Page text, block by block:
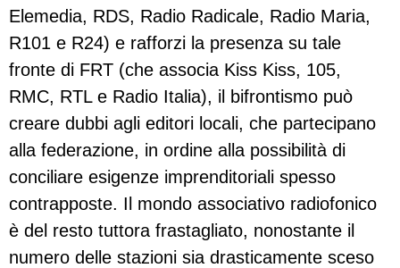
Elemedia, RDS, Radio Radicale, Radio Maria,
R101 e R24) e rafforzi la presenza su tale
fronte di FRT (che associa Kiss Kiss, 105,
RMC, RTL e Radio Italia), il bifrontismo può
creare dubbi agli editori locali, che partecipano
alla federazione, in ordine alla possibilità di
conciliare esigenze imprenditoriali spesso
contrapposte. Il mondo associativo radiofonico
è del resto tuttora frastagliato, nonostante il
numero delle stazioni sia drasticamente sceso